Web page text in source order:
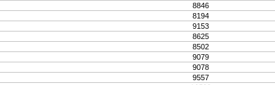
8846
8194
9153
8625
8502
9079
9078
9557